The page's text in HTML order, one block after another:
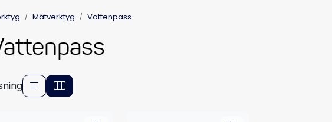
Mätverktyg Vattenpass